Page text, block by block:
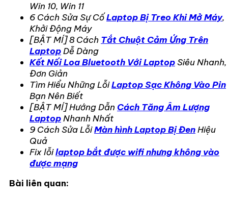
Win 10, Win 11
6 Cách Sửa Sự CốLaptop Bị Treo Khi Mở Máy,
Khởi Động Máy
[BẬT MÍ] 8 Cách Tắt Chuột Cảm Ứng Trên
LaptopDễ Dàng
Kết Nối Loa Bluetooth Với LaptopSiêu Nhanh,
Đơn Giản
Tìm Hiểu Những LỗiLaptop Sạc Không Vào Pin
Bạn Nên Biết
[BẬT MÍ] Hướng Dẫn Cách Tăng Âm Lượng
LaptopNhanh Nhất
9 Cách Sửa LỗiMàn hình Laptop Bị ĐenHiệu
Quả
Fix lỗilaptop bắt được wifi nhưng không vào
được mạng
Bài liên quan: